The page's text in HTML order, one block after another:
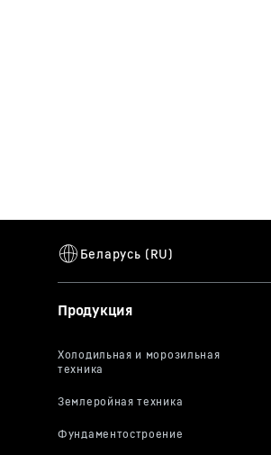
Продукция